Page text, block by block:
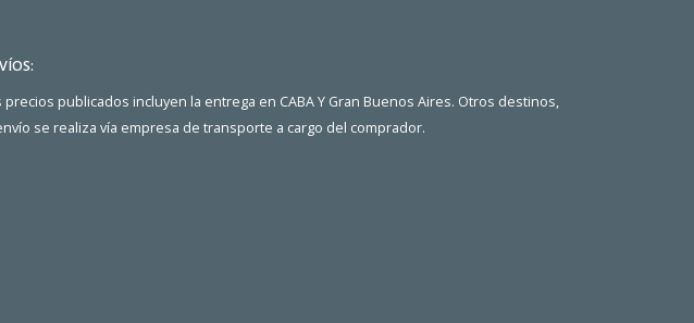
precios publicados incluyen la entrega en CABA Y Gran Buenos Aires. Otros destinos,
se realiza vía empresa de transporte a cargo del comprador.